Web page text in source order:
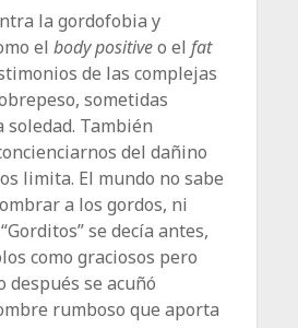
la gordofobia y
el body positiveo el fat
de las complejas
sometidas
soledad. También
del dañino
limita. El mundo no sabe
a los gordos, ni
se decía antes,
como graciosos pero
después se acuñó
rumboso que aporta